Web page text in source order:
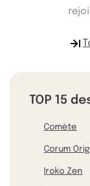
TOP 15
Comète
Corum
Iroko Zen